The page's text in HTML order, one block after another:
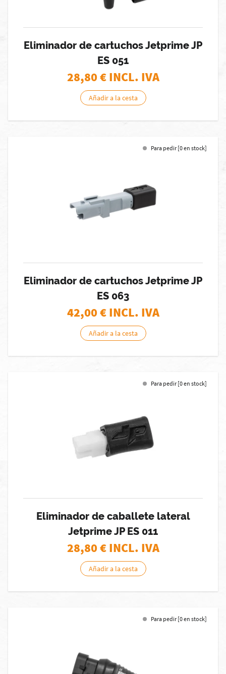
Eliminador de cartuchos Jetprime JP
ES 051
28,80€ INCL. IVA
Añadir a la cesta
Para pedir [0 en stock]
Eliminador de cartuchos Jetprime JP
ES 063
42,00€ INCL. IVA
Añadir a la cesta
Para pedir [0 en stock]
Eliminador de caballete lateral
Jetprime JP ES 011
28,80€ INCL. IVA
Añadir a la cesta
Para pedir [0 en stock]